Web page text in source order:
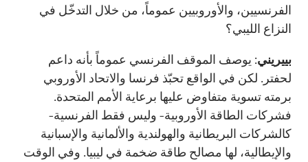
الفرنسيين، والأوروبيين عموماً، من خلال التدخّل في
النزاع الليبي؟
بييريني: يوصف الموقف الفرنسي عموماً بأنه داعم
لحفتر. لكن في الواقع تحبّذ فرنسا والاتحاد الأوروبي
برمته تسوية متفاوض عليها برعاية الأمم المتحدة.
فشركات الطاقة الأوروبية- وليس فقط الفرنسية-
كالشركات البريطانية والهولندية والألمانية والإسبانية
والإيطالية، لها مصالح طاقة ضخمة في ليبيا. وفي الوقت